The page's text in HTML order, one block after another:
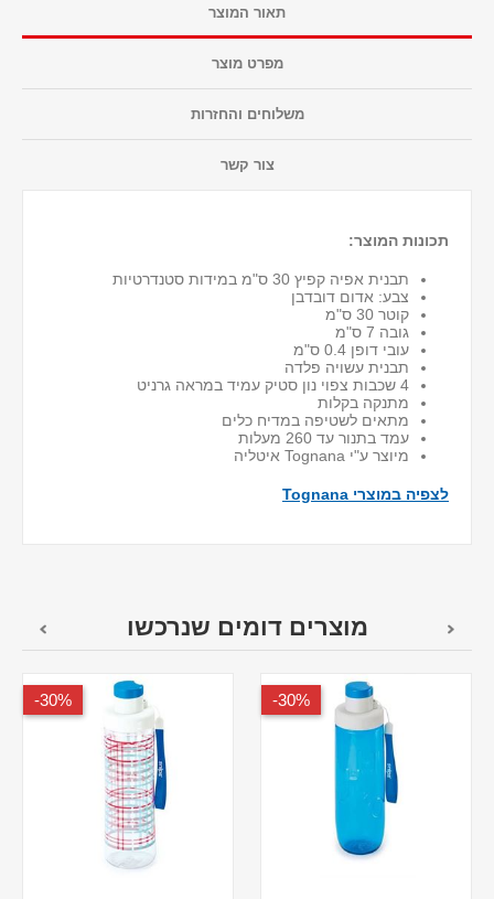
תאור המוצר
מפרט מוצר
משלוחים והחזרות
צור קשר
תכונות המוצר:
תבנית אפיה קפיץ 30 ס"מ במידות סטנדרטיות
צבע: אדום דובדבן
קוטר 30 ס"מ
גובה 7 ס"מ
עובי דופן 0.4 ס"מ
תבנית עשויה פלדה
4 שכבות צפוי נון סטיק עמיד במראה גרניט
מתנקה בקלות
מתאים לשטיפה במדיח כלים
עמד בתנור עד 260 מעלות
מיוצר ע"י Tognana איטליה
לצפיה במוצרי Tognana
מוצרים דומים שנרכשו
30%-
30%-